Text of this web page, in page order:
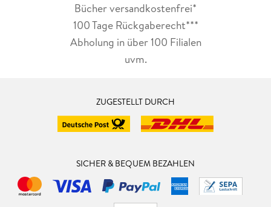
Bücher versandkostenfrei*
100 Tage Rückgaberecht***
Abholung in über 100 Filialen
uvm.
ZUGESTELLT DURCH
SICHER & BEQUEM BEZAHLEN